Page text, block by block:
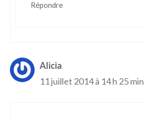
Répondre
Alicia
11 juillet 2014 à 14 h 25 min